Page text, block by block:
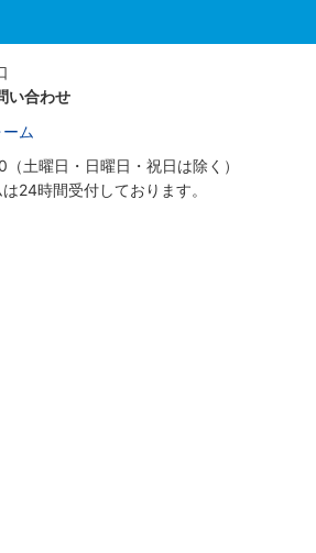
い合わせ
ム
土曜日・日曜日・祝日は除く）
24時間受付しております。